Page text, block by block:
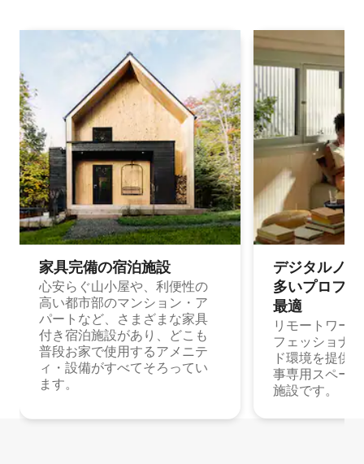
家具完備の宿⁠泊⁠施⁠設
心安らぐ山小屋や、利便性の
高い都市部のマンション・ア
パートなど、さまざまな家具
付き宿泊施設があり、どこも
普段お家で使用するアメニテ
ィ・設備がすべてそろってい
ます。
デジタルノ
多⁠いプ⁠ロ⁠フ⁠
最⁠適
リモートワー
フェッショナ
ド環境を提供
事専用スペー
施設です。